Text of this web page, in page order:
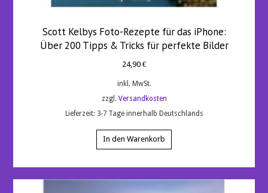
Scott Kelbys Foto-Rezepte für das iPhone:
Über 200 Tipps & Tricks für perfekte Bilder
24,90 €
inkl. MwSt.
zzgl. Versandkosten
Lieferzeit: 3-7 Tage innerhalb Deutschlands
In den Warenkorb